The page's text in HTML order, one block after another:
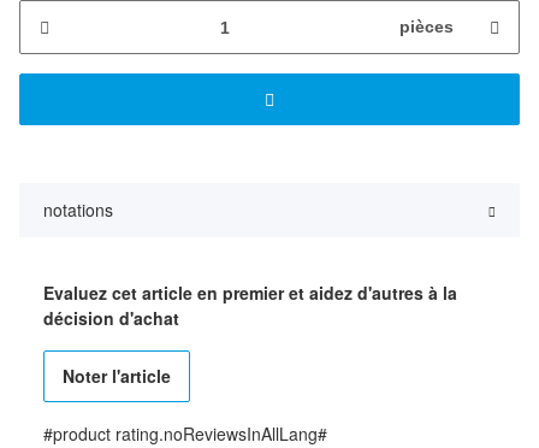
pièces
notations
Evaluez cet article en premier et aidez d'autres à la
décision d'achat
Noter l'article
#product rating.noReviewsInAllLang#